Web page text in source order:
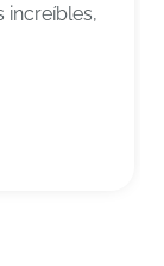
increíbles,